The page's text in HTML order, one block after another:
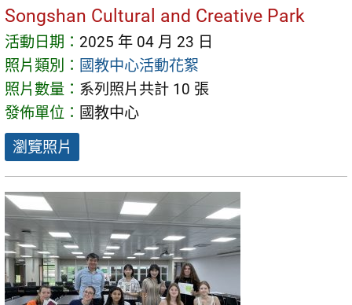
Songshan Cultural and Creative Park
活動日期： 2025 年 04 月 23 日
照片類別： 國教中心活動花絮
照片數量： 系列照片共計 10 張
發佈單位： 國教中心
瀏覽照片